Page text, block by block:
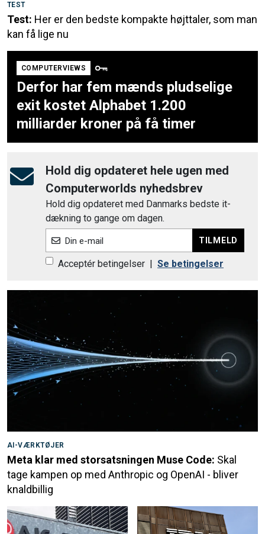
TEST
Test: Her er den bedste kompakte højttaler, som man
kan få lige nu
COMPUTERVIEWS
Derfor har fem mænds pludselige
exit kostet Alphabet 1.200
milliarder kroner på få timer
Hold dig opdateret hele ugen med
Computerworlds nyhedsbrev
Hold dig opdateret med Danmarks bedste it-
dækning to gange om dagen.
Din e-mail TILMELD
Acceptér betingelser Se betingelser
AI-VÆRKTØJER
Meta klar med storsatsningen Muse Code: Skal
tage kampen op med Anthropic og OpenAI - bliver
knaldbillig